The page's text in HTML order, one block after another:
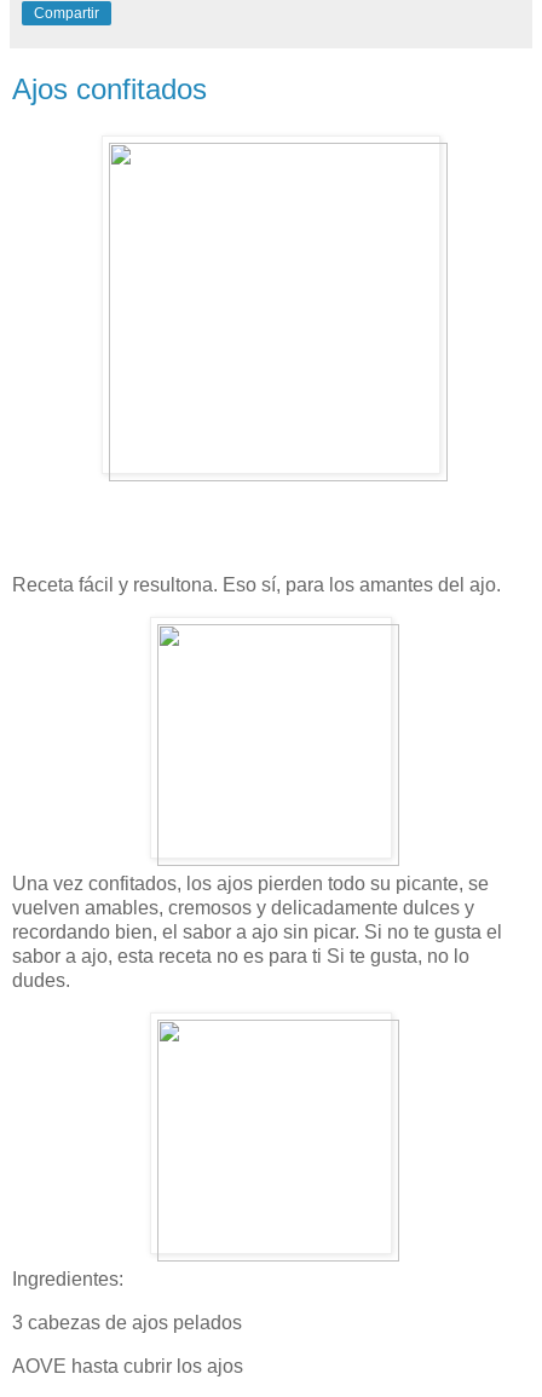
Compartir
Ajos confitados
Receta fácil y resultona. Eso sí, para los amantes del ajo.
Una vez confitados, los ajos pierden todo su picante, se
vuelven amables, cremosos y delicadamente dulces y
recordando bien, el sabor a ajo sin picar. Si no te gusta el
sabor a ajo, esta receta no es para ti Si te gusta, no lo
dudes.
Ingredientes:
3 cabezas de ajos pelados
AOVE hasta cubrir los ajos